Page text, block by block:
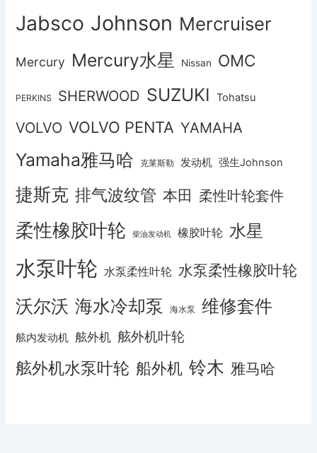
Jabsco Johnson Mercruiser
Mercury Mercury水星 Nissan OMC
PERKINS SHERWOOD SUZUKI Tohatsu
VOLVO VOLVO PENTA YAMAHA
Yamaha雅马哈 克莱斯勒 发动机 强生Johnson
捷斯克 排气波纹管 本田 柔性叶轮套件
柔性橡胶叶轮 柴油发动机 橡胶叶轮 水星
水泵叶轮 水泵柔性叶轮 水泵柔性橡胶叶轮
沃尔沃 海水冷却泵 海水泵 维修套件
舷内发动机 舷外机 舷外机叶轮
舷外机水泵叶轮 船外机 铃木 雅马哈